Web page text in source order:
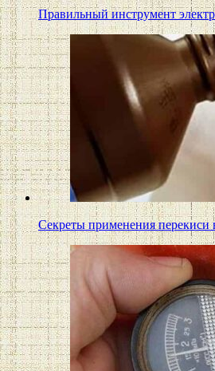
Правильный инструмент
Секреты применения перекиси